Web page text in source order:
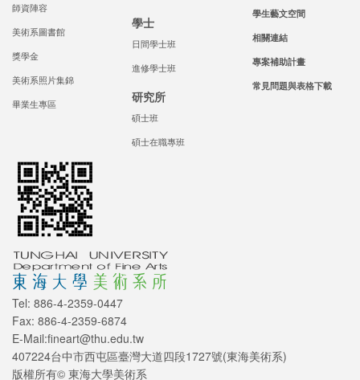
師資陣容
美術系圖書館
獎學金
美術系照片集錦
畢業生專區
學士
日間學士班
進修學士班
研究所
碩士班
碩士在職專班
學生藝文空間
相關連結
專案補助計畫
常見問題與表格下載
Tel: 886-4-2359-0447
Fax: 886-4-2359-6874
E-Mail:fineart@thu.edu.tw
407224台中市西屯區臺灣大道四段1727號(東海美術系)
版權所有© 東海大學美術系